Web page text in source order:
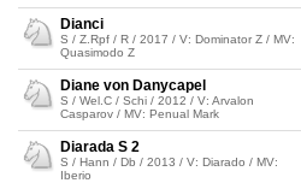
Dianci
S / Z.Rpf / R / 2017 / V: Dominator Z / MV:
Quasimodo Z
Diane von Danycapel
S / Wel.C / Schi / 2012 / V: Arvalon
Casparov / MV: Penual Mark
Diarada S 2
S / Hann / Db / 2013 / V: Diarado / MV:
Iberio